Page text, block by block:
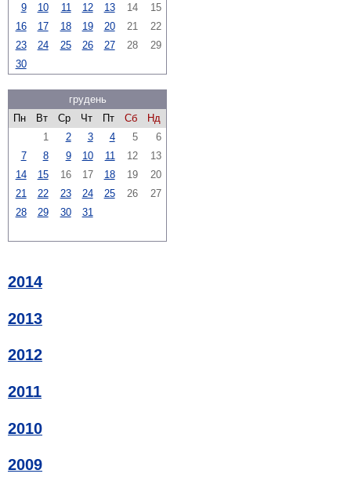
9
10 11 12 13 14
15
16
17 18 19 20 21
22
23
24 25 26 27 28
29
30
грудень
Пн
Вт Ср Чт Пт Сб
Нд
1
2 3 4 5
6
7
8 9 10 11 12
13
14
15 16 17 18 19
20
21
22 23 24 25 26
27
28
29 30 31
2014
2013
2012
2011
2010
2009